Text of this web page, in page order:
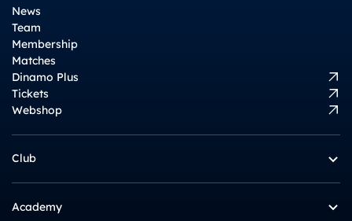
News
Team
Membership
Matches
Dinamo Plus
Tickets
Webshop
Club
Academy